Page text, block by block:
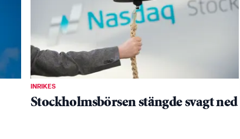
INRIKES
Stockholmsbörsen stängde svagt ned